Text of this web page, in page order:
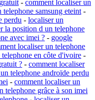
- comment localiser un
telephone samsung eteint -
perdu - localiser un
la position d un telephone
avec imei ? - google
localiser un telephone
en côte d'ivoire -
? - comment localiser
telephone androïde perdu
- comment localiser un
telephone grâce à son imei